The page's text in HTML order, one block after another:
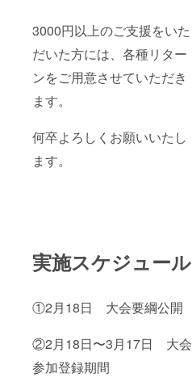
3000円以上のご支援をいた
だいた方には、各種リター
ンをご用意させていただき
ます。
何卒よろしくお願いいたし
ます。
実施スケジュール
①2月18日 大会要綱公開
②2月18日〜3月17日 大会
参加登録期間